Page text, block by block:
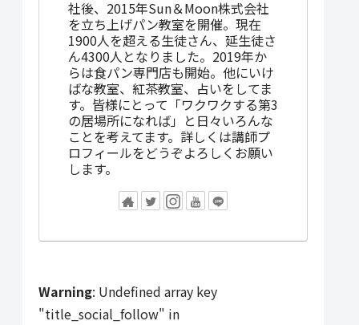
社後、2015年Sun＆Moon株式会社
を立ち上げパン教室を開催。現在
1900人を超える生徒さん、延生徒さ
ん4300人となりました。2019年か
らは食パン専門店も開始。他にいけ
ばな教室、紅茶教室、占いをしてま
す。皆様にとって「ワクワクする第3
の居場所になれば」と日々いろんな
ことを考えてます。詳しくは講師プ
ロフィールをどうぞよろしくお願い
します。
Warning: Undefined array key
"title_social_follow" in